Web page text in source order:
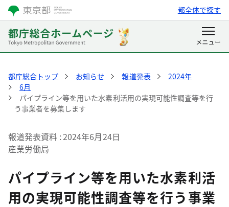
都全体で探す
都庁総合トップ お知らせ 報道発表
2024年
6月
パイプライン等を用いた水素利活用の実現可能性調査等を行
う事業者を募集します
報道発表資料 2024年6月24日
産業労働局
パイプライン等を用いた水素利活
用の実現可能性調査等を行う事業